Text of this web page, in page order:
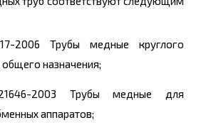
2006 Трубы медные круглого
общего назначения;
2003 Трубы медные для
аппаратов;